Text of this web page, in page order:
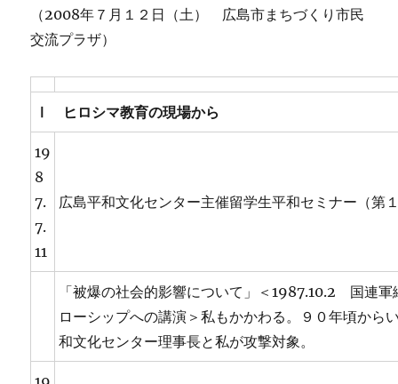
（2008年７月１２日（土） 広島市まちづくり市民
交流プラザ）
Ⅰ ヒロシマ教育の現場から
19
8
7.
7.
11
広島平和文化センター主催留学生平和セミナー（第
「被爆の社会的影響について」＜1987.10.2 国連軍
ローシップへの講演＞私もかかわる。９０年頃から
和文化センター理事長と私が攻撃対象。